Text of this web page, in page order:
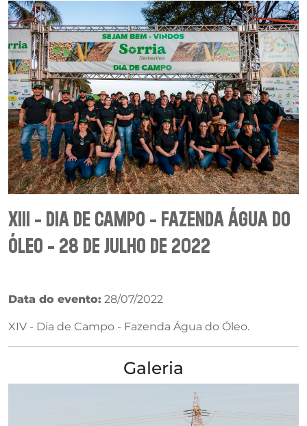
XIII - DIA DE CAMPO - FAZENDA ÁGUA DO
ÓLEO - 28 DE JULHO DE 2022
Data do evento: 28/07/2022
XIV - Dia de Campo - Fazenda Água do Óleo.
Galeria